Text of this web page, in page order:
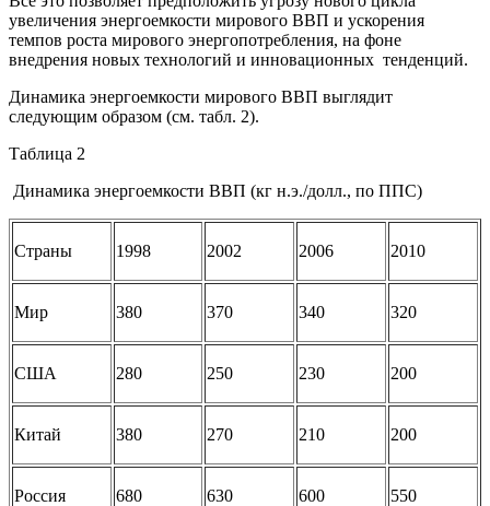
увеличения энергоемкости мирового ВВП и ускорения
темпов роста мирового энергопотребления, на фоне
внедрения новых технологий и инновационных тенденций.
Динамика энергоемкости мирового ВВП выглядит
следующим образом (см. табл. 2).
Таблица 2
Динамика энергоемкости ВВП (кг н.э./долл., по ППС)
Страны 1998 2002 2006 2010
Мир 380 370 340 320
США 280 250 230 200
Китай 380 270 210 200
Россия 680 630 600 550